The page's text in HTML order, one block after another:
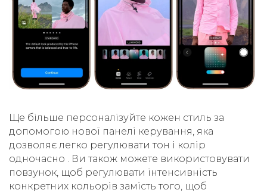
Ще більше персоналізуйте кожен стиль за
допомогою нової панелі керування, яка
дозволяє легко регулювати тон і колір
одночасно . Ви також можете використовувати
повзунок, щоб регулювати інтенсивність
конкретних кольорів замість того, щоб